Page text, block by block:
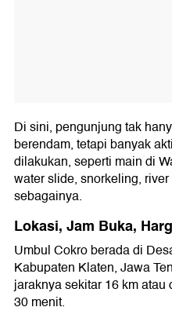
Di sini, pengunjung tak
berendam, tetapi banyak
dilakukan, seperti main di
water slide, snorkeling,
sebagainya.
Lokasi, Jam Buka,
Umbul Cokro berada di
Kabupaten Klaten, Jawa
jaraknya sekitar 16 km
30 menit.